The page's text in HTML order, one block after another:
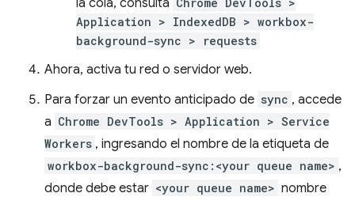
la cola, consulta
Application > IndexedDB > workbox-
background-sync > requests
Ahora, activa tu red o servidor web.
Para forzar un evento anticipado de sync , accede
a Chrome DevTools > Application > Service
Workers , ingresando el nombre de la etiqueta de
workbox-background-sync:<your queue name> ,
donde debe estar <your queue name> nombre